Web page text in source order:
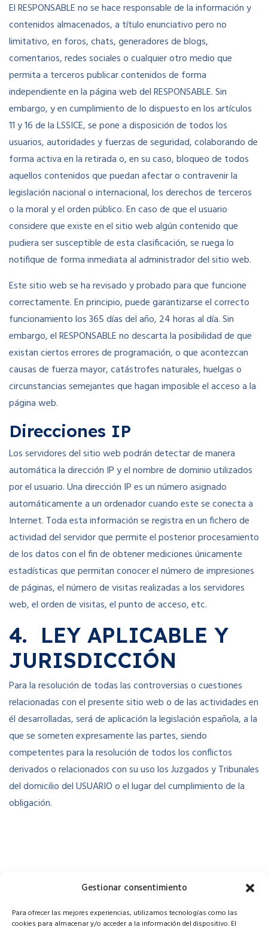
Gestionar consentimiento
Para ofrecer las mejores experiencias, utilizamos tecnologías como las
cookies para almacenar y/o acceder a la información del dispositivo. El
El RESPONSABLE no se hace responsable de la información y
contenidos almacenados, a título enunciativo pero no
limitativo, en foros, chats, generadores de blogs,
comentarios, redes sociales o cualquier otro medio que
permita a terceros publicar contenidos de forma
independiente en la página web del RESPONSABLE. Sin
embargo, y en cumplimiento de lo dispuesto en los artículos
11 y 16 de la LSSICE, se pone a disposición de todos los
usuarios, autoridades y fuerzas de seguridad, colaborando de
forma activa en la retirada o, en su caso, bloqueo de todos
aquellos contenidos que puedan afectar o contravenir la
legislación nacional o internacional, los derechos de terceros
o la moral y el orden público. En caso de que el usuario
considere que existe en el sitio web algún contenido que
pudiera ser susceptible de esta clasificación, se ruega lo
notifique de forma inmediata al administrador del sitio web.
Este sitio web se ha revisado y probado para que funcione
correctamente. En principio, puede garantizarse el correcto
funcionamiento los 365 días del año, 24 horas al día. Sin
embargo, el RESPONSABLE no descarta la posibilidad de que
existan ciertos errores de programación, o que acontezcan
causas de fuerza mayor, catástrofes naturales, huelgas o
circunstancias semejantes que hagan imposible el acceso a la
página web.
Direcciones IP
Los servidores del sitio web podrán detectar de manera
automática la dirección IP y el nombre de dominio utilizados
por el usuario. Una dirección IP es un número asignado
automáticamente a un ordenador cuando este se conecta a
Internet. Toda esta información se registra en un fichero de
actividad del servidor que permite el posterior procesamiento
de los datos con el fin de obtener mediciones únicamente
estadísticas que permitan conocer el número de impresiones
de páginas, el número de visitas realizadas a los servidores
web, el orden de visitas, el punto de acceso, etc.
4. LEY APLICABLE Y
JURISDICCIÓN
Para la resolución de todas las controversias o cuestiones
relacionadas con el presente sitio web o de las actividades en
él desarrolladas, será de aplicación la legislación española, a la
que se someten expresamente las partes, siendo
competentes para la resolución de todos los conflictos
derivados o relacionados con su uso los Juzgados y Tribunales
del domicilio del USUARIO o el lugar del cumplimiento de la
obligación.